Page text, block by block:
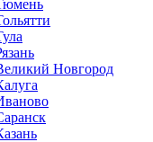
Новгород